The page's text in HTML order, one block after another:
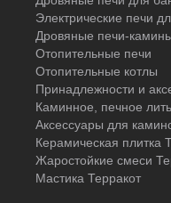
Электрические печи
Дровяные печи-
Отопительные печи
Отопительные котлы
Принадлежности и
Каминное, печное
Аксессуары для
Керамическая плитка
Жаростойкие смеси
Мастика Терракот